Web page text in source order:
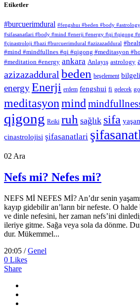
Etiketler
#burcuerimdural #fengshuı #beden #body
#sifasanatlari #body #mind #enerji #energy #qi #qigong
#çinastroloji #bazi #burcuerimdural #azizazaddural
#mind #mindfullnes #qi #qigong #meditasyon
#meditation #energy ankara Anlayış astrology
azizazaddural beden beşelement
energyEnerji erdem fengshui fi gelecek
meditasyonmind
qigong Reiki ruh sağlık sifa
çinastrolojisi şifasanatlari
02 Ara
Nefs mi? Nefes mi?
NEFS Mİ NEFES Mİ? An’dır senin
kayıp gidebilir an’ların bir nefeste. O
ve dinle nefesini, her zaman nefs’ini
ileriye gitme. Sağa veya sola da dönme.
dur. Mükemmel...
20:05 /Genel
0 Likes
Share